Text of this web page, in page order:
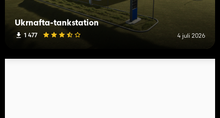
Ukrnafta-tankstation
1 477 4 juli 2026